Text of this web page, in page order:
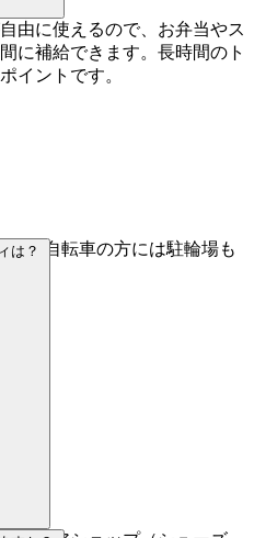
由に使えるので、お弁当やス
に補給できます。長時間のト
イントです。
す。自転車の方には駐輪場も
は？